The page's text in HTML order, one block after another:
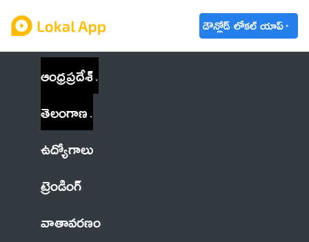
డౌన్లోడ్ లోకల్ యాప్
ఆంధ్రప్రదేశ్
తెలంగాణ
ఉద్యోగాలు
ట్రెండింగ్
వాతావరణం